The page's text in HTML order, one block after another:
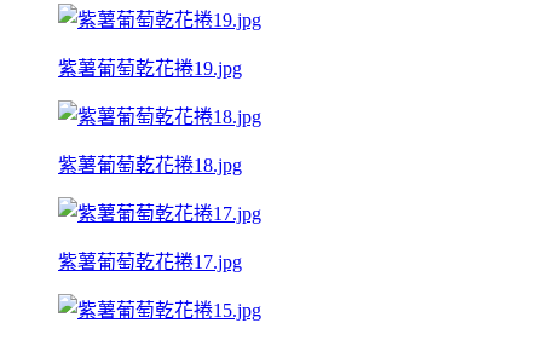
紫薯葡萄乾花捲19.jpg
紫薯葡萄乾花捲18.jpg
紫薯葡萄乾花捲17.jpg